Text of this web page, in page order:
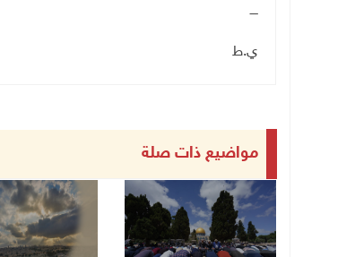
ــــ
ي.ط
مواضيع ذات صلة